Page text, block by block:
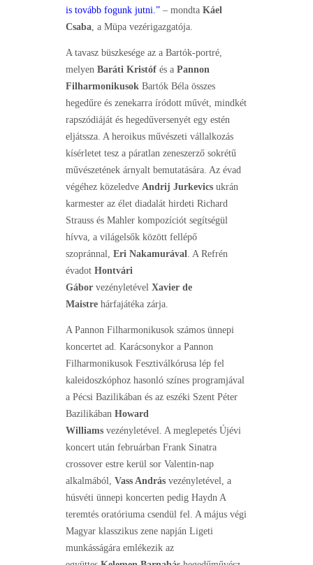
is tovább fogunk jutni.” – mondta Káel
Csaba, a Müpa vezérigazgatója.
A tavasz büszkesége az a Bartók-portré,
melyen Baráti Kristóf és a Pannon
Filharmonikusok Bartók Béla összes
hegedűre és zenekarra íródott művét, mindkét
rapszódiáját és hegedűversenyét egy estén
eljátssza. A heroikus művészeti vállalkozás
kísérletet tesz a páratlan zeneszerző sokrétű
művészetének árnyalt bemutatására. Az évad
végéhez közeledve Andrij Jurkevics ukrán
karmester az élet diadalát hirdeti Richard
Strauss és Mahler kompozíciót segítségül
hívva, a világelsők között fellépő
szopránnal, Eri Nakamurával. A Refrén
évadot Hontvári
Gábor vezényletével Xavier de
Maistre hárfajátéka zárja.
A Pannon Filharmonikusok számos ünnepi
koncertet ad. Karácsonykor a Pannon
Filharmonikusok Fesztiválkórusa lép fel
kaleidoszkóphoz hasonló színes programjával
a Pécsi Bazilikában és az eszéki Szent Péter
Bazilikában Howard
Williams vezényletével. A meglepetés Újévi
koncert után februárban Frank Sinatra
crossover estre kerül sor Valentin-nap
alkalmából, Vass András vezényletével, a
húsvéti ünnepi koncerten pedig Haydn A
teremtés oratóriuma csendül fel. A május végi
Magyar klasszikus zene napján Ligeti
munkásságára emlékezik az